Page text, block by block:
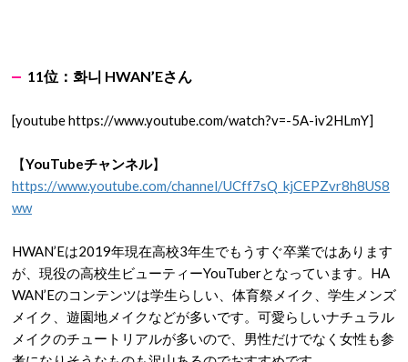
11位： 화니 HWAN’Eさん
[youtube https://www.youtube.com/watch?v=-5A-iv2HLmY]
【YouTubeチャンネル】
https://www.youtube.com/channel/UCff7sQ_kjCEPZvr8h8US8
ww
HWAN’Eは2019年現在高校3年生でもうすぐ卒業ではあります
が、現役の高校生ビューティーYouTuberとなっています。HA
WAN’Eのコンテンツは学生らしい、体育祭メイク、学生メンズ
メイク、遊園地メイクなどが多いです。可愛らしいナチュラル
メイクのチュートリアルが多いので、男性だけでなく女性も参